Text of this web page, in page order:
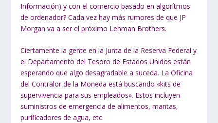
Información) y con el comercio basado en algorítmos
de ordenador? Cada vez hay más rumores de que JP
Morgan va a ser el próximo Lehman Brothers.
Ciertamente la gente en la Junta de la Reserva Federal y
el Departamento del Tesoro de Estados Unidos están
esperando que algo desagradable a suceda. La Oficina
del Contralor de la Moneda está buscando «kits de
supervivencia para sus empleados». Estos incluyen
suministros de emergencia de alimentos, mantas,
purificadores de agua, etc.